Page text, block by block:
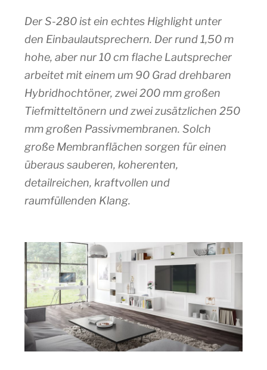
Der S-280 ist ein echtes Highlight unter
den Einbaulautsprechern. Der rund 1,50 m
hohe, aber nur 10 cm flache Lautsprecher
arbeitet mit einem um 90 Grad drehbaren
Hybridhochtöner, zwei 200 mm großen
Tiefmitteltönern und zwei zusätzlichen 250
mm großen Passivmembranen. Solch
große Membranflächen sorgen für einen
überaus sauberen, koherenten,
detailreichen, kraftvollen und
raumfüllenden Klang.